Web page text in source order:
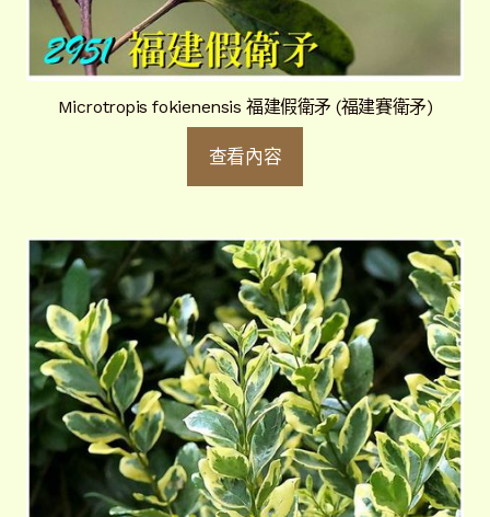
Microtropis fokienensis 福建假衛矛 (福建賽衛矛)
查看內容